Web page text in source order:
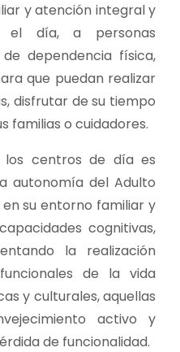
y atención integral y
el día, a personas
dependencia física,
que puedan realizar
disfrutar de su tiempo
familias o cuidadores.
los centros de día es
autonomía del Adulto
su entorno familiar y
cognitivas,
la realización
de la vida
y culturales, aquellas
activo y
de funcionalidad.